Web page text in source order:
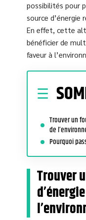
possibilités pour
source d’énergie
En effet, cette
bénéficier de
faveur à
Trouver un
de
Pourquoi
Trouver